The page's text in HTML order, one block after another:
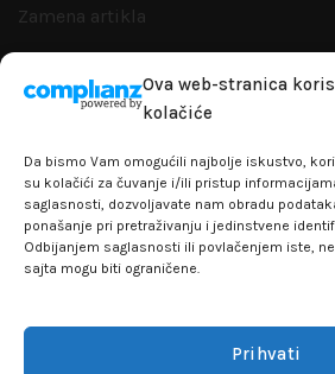
Ova web-stranica
kolačiće
Da bismo Vam omogućili najbolje iskustvo,
su kolačići za čuvanje i/ili pristup
saglasnosti, dozvoljavate nam obradu
ponašanje pri pretraživanju i jedinstvene
Odbijanjem saglasnosti ili povlačenjem iste,
sajta mogu biti ograničene.
Prihvati
Zamena artikla
Politika privatnosti
Lokal 102, prvi